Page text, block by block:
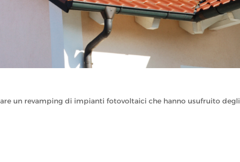
un revamping di impianti fotovoltaici che hanno usufruito degli